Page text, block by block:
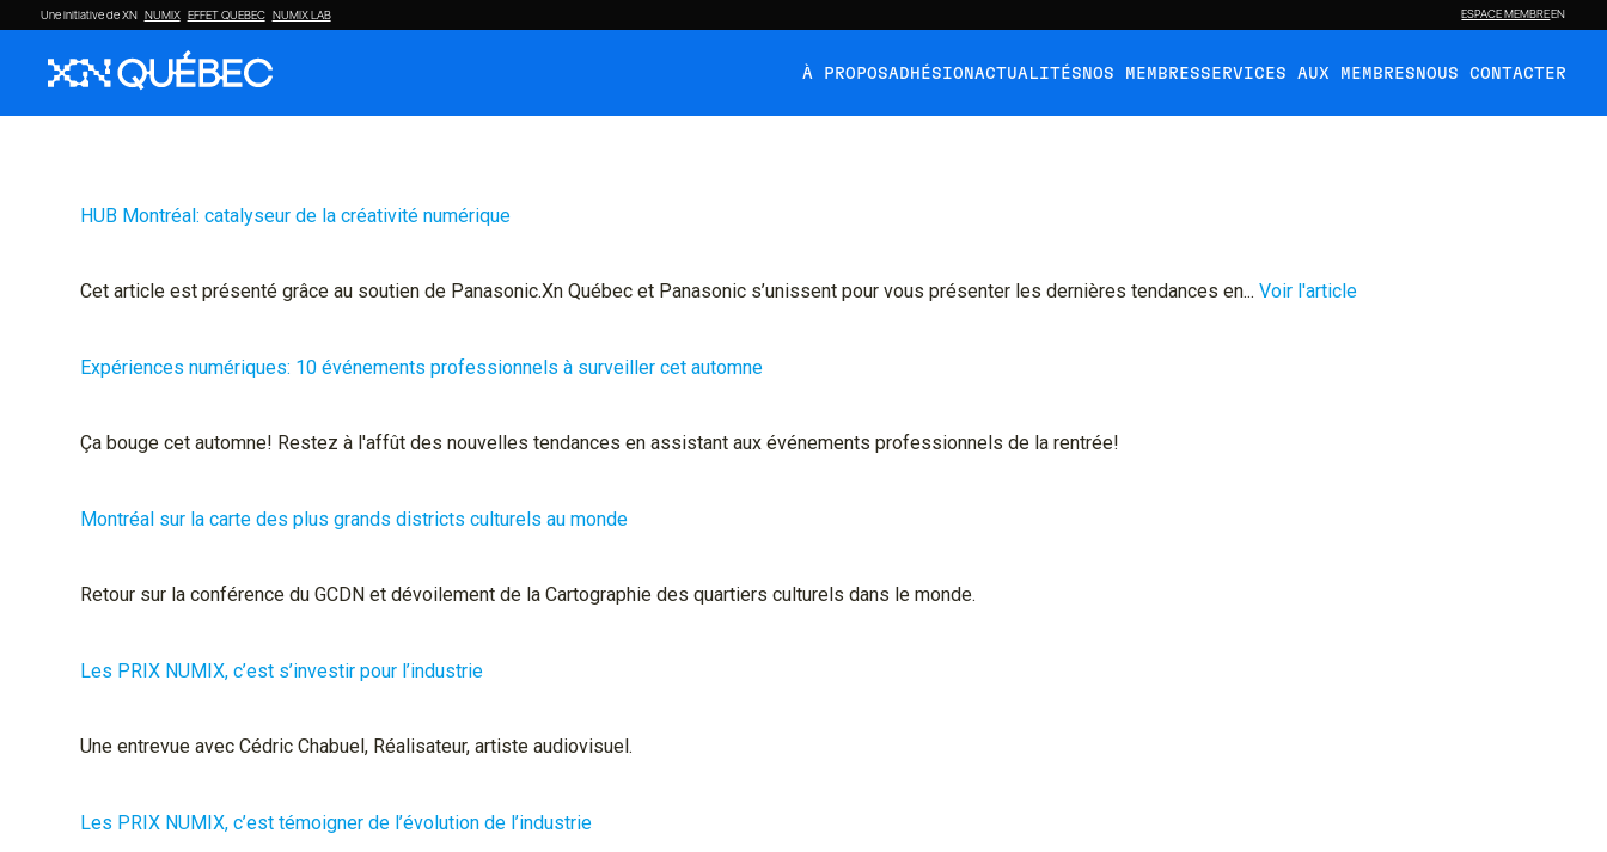
Une initiative de XN NUMIX EFFET QUEBEC NUMIX LAB ESPACE MEMBREEN
À PROPOSADHÉSIONACTUALITÉS NOS MEMBRESSERVICES AUX MEMBRES NOUS CONTACTER
HUB Montréal: catalyseur de la créativité numérique
Cet article est présenté grâce au soutien de Panasonic.Xn Québec et Panasonic s’unissent pour vous présenter les dernières tendances en...Voir l'article
Expériences numériques: 10 événements professionnels à surveiller cet automne
Ça bouge cet automne! Restez à l'affût des nouvelles tendances en assistant aux événements professionnels de la rentrée!
Montréal sur la carte des plus grands districts culturels au monde
Retour sur la conférence du GCDN et dévoilement de la Cartographie des quartiers culturels dans le monde.
Les PRIX NUMIX, c’est s’investir pour l’industrie
Une entrevue avec Cédric Chabuel, Réalisateur, artiste audiovisuel.
Les PRIX NUMIX, c’est témoigner de l’évolution de l’industrie